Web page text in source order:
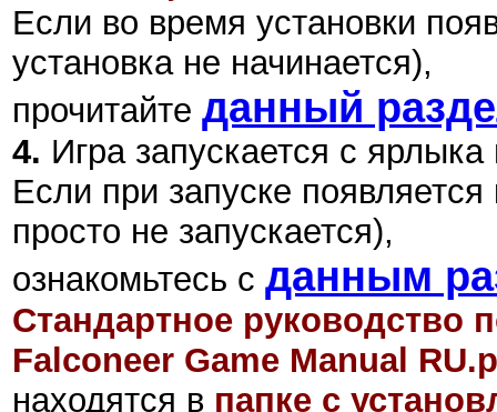
Если во время установки
установка не начинается),
прочитайте данный
4. Игра запускается с
Если при запуске
просто не запускается),
ознакомьтесь с данным
Стандартное руководство
Falconeer Game Manual
находятся в папке с